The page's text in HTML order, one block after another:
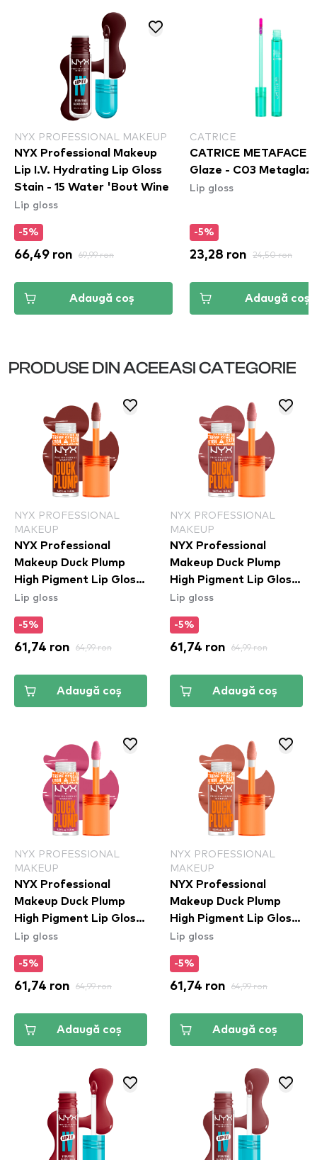
NYX PROFESSIONAL MAKEUP
NYX Professional Makeup
Lip I.V. Hydrating Lip Gloss
Stain - 15 Water 'Bout Wine
Lip gloss
-5%
66,49 ron 69,99 ron
Adaugă coș
CATRICE
CATRICE METAFACE
Glaze - C03
Lip gloss
-5%
23,28 ron 24,50 ron
Adaugă coș
PRODUSE DIN ACEEASI CATEGORIE
NYX PROFESSIONAL
MAKEUP
NYX Professional
Makeup Duck Plump
High Pigment Lip Gloss
- Wine Not (DPLL16)
Lip gloss
-5%
61,74 ron 64,99 ron
Adaugă coș
NYX PROFESSIONAL
MAKEUP
NYX Professional
Makeup Duck Plump
High Pigment Lip Gloss
- Mauve Out Of My
Lip gloss
-5%
61,74 ron 64,99 ron
Adaugă coș
NYX PROFESSIONAL
MAKEUP
NYX Professional
Makeup Duck Plump
High Pigment Lip Gloss
- Pick Me Pink (DPLL11)
Lip gloss
-5%
61,74 ron 64,99 ron
Adaugă coș
NYX PROFESSIONAL
MAKEUP
NYX Professional
Makeup Duck Plump
High Pigment Lip Gloss
- Apri-Caught
Lip gloss
-5%
61,74 ron 64,99 ron
Adaugă coș